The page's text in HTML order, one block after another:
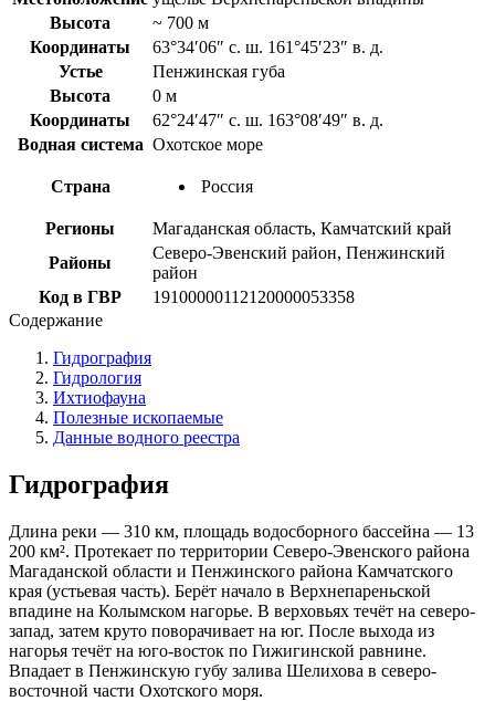
Высота
~ 700 м
Координаты
63°34′06″ с. ш. 161°45′23″ в. д.
Устье
Пенжинская губа
Высота
0 м
Координаты
62°24′47″ с. ш. 163°08′49″ в. д.
Водная система Охотское море
Страна Россия
Регионы
Магаданская область, Камчатский край
Районы
Северо-Эвенский район, Пенжинский
район
Код в ГВР
19100000112120000053358
Содержание
Гидрография
Гидрология
Ихтиофауна
Полезные ископаемые
Данные водного реестра
Гидрография
Длина реки — 310 км, площадь водосборного бассейна — 13
200 км². Протекает по территории Северо-Эвенского района
Магаданской области и Пенжинского района Камчатского
края (устьевая часть). Берёт начало в Верхнепареньской
впадине на Колымском нагорье. В верховьях течёт на северо-
запад, затем круто поворачивает на юг. После выхода из
нагорья течёт на юго-восток по Гижигинской равнине.
Впадает в Пенжинскую губу залива Шелихова в северо-
восточной части Охотского моря.